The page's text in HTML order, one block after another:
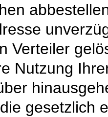
Verteiler
Nutzung
gesetzlich